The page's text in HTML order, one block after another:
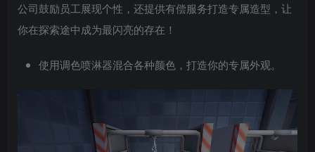
公司鼓励员工展现个性，还提供有偿服务打造专属造型，让
你在探索途中成为最闪亮的存在！
使用调色喷淋器混合各种颜色，打造你的专属外观。